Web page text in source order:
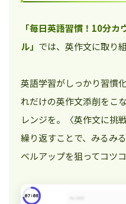
「毎日英語習慣！10分
ル」 では、英作文に取り
英語学習がしっかり習慣
れだけの英作文添削をこ
レンジを。〈英作文に挑
繰り返すことで、みるみ
ベルアップを狙ってコツ